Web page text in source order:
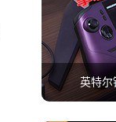
英特尔